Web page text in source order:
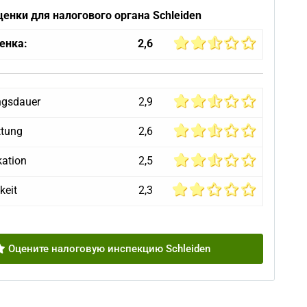
для налогового органа Schleiden
2,6
2,9
2,6
2,5
2,3
Оцените налоговую инспекцию Schleiden